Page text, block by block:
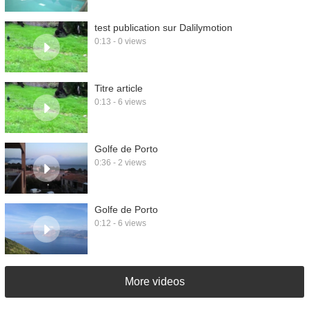
test publication sur Dalilymotion
0:13 - 0 views
Titre article
0:13 - 6 views
Golfe de Porto
0:36 - 2 views
Golfe de Porto
0:12 - 6 views
More videos